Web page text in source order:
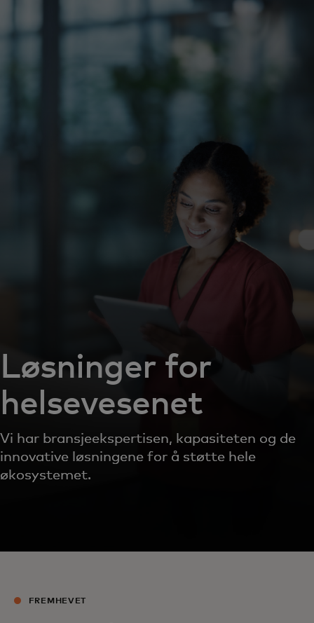
For deg
For bedrifter
Løsninger for
helsevesenet
Vi har bransjeekspertisen, kapasiteten og de
innovative løsningene for å støtte hele
økosystemet.
FREMHEVET